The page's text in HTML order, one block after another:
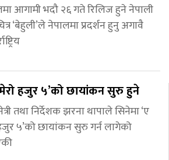
आगामी भदौ २६ गते रिलिज हुने नेपाली
‘बेहुली’ले नेपालमा प्रदर्शन हुनु अगावै
मेरो हजुर ५’को छायांकन सुरु हुने
तथा निर्देशक झरना थापाले सिनेमा ‘ए
५’को छायांकन सुरु गर्न लागेको